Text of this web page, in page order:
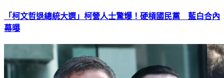
「柯文哲退總統大選」柯營人士驚爆！硬槓國民黨 藍白合內
幕曝